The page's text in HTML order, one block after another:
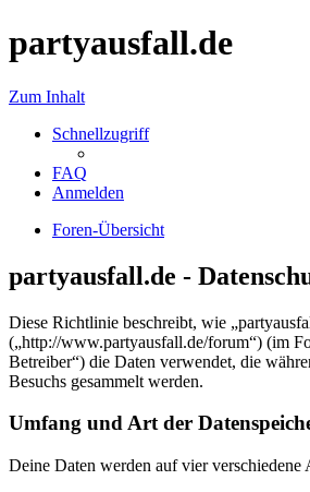
partyausfall.de
Zum Inhalt
Schnellzugriff
FAQ
Anmelden
Foren-Übersicht
partyausfall.de -
Diese Richtlinie beschreibt, wie
(„http://www.partyausfall.de/forum“) (im
Betreiber“) die Daten verwendet, die
Besuchs gesammelt werden.
Umfang und Art der
Deine Daten werden auf vier verschiedene